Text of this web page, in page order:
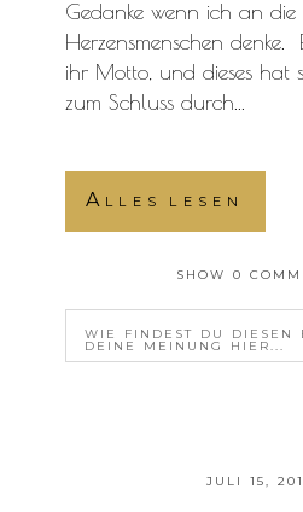
Gedanke wenn ich an die
Herzensmenschen
ihr Motto, und dieses hat
zum Schluss durch...
Alles lesen
SHOW0
WIE FINDEST DU DIESEN
DEINE MEINUNG HIER...
JULI 15,